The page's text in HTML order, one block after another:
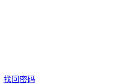
找回密码